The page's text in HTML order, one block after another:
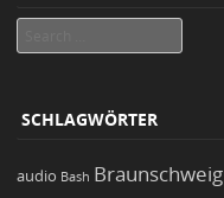
SCHLAGWÖRTER
audio Bash Braunschweig